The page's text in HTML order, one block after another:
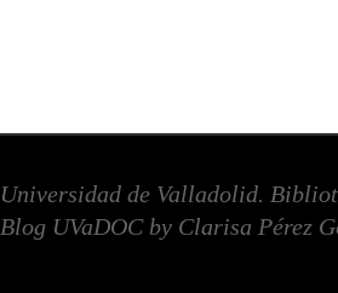
Universidad de Valladolid.
Blog UVaDOC by Clarisa Pérez